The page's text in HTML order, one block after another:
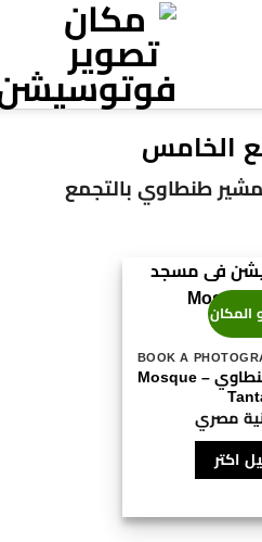
الخامس
طنطاوي بالتجمع
المكان
مسجد المشير طنطاوي – Mosque
مصري
اكتر